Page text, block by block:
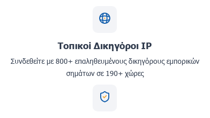
Τοπικοί Δικηγόροι IP
Συνδεθείτε με 800+ επαληθευμένους δικηγόρους εμπορικών
σημάτων σε 190+ χώρες